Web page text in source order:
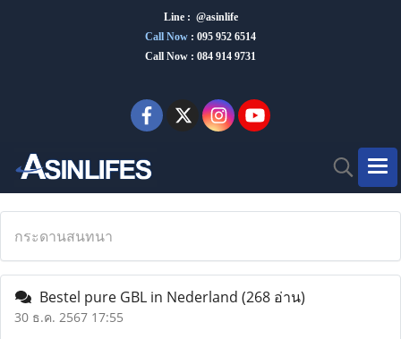
Line : @asinlife
Call Now : 095 952 6514
Call Now : 084 914 9731
กระดานสนทนา
Bestel pure GBL in Nederland (268 อ่าน)
30 ธ.ค. 2567 17:55